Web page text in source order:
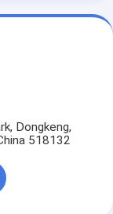
Dongkeng,
518132